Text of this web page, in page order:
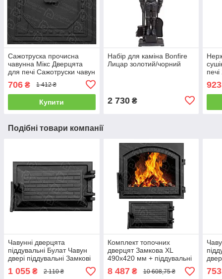
Сажотруска прочисна
чавунна Мікс Дверцята
для печі Сажотруски чавун
Сажочистка пічна 170х170
мм
706 ₴ 1 412 ₴
Купити
Набір для каміна Bonfire
Лицар золотий/чорний
2 730₴
923
Подібні товари компанії
Чавунні дверцята
піддувальні Булат Чавун
двері піддувальні Замкові
Дверцята зольників
265x165 мм
1 055 ₴ 2 110 ₴
Комплект топочних
дверцят Замкова XL
490x420 мм + піддувальні
Замкова 265x165 мм
чавунні для печі та кухні
8 487₴ 10 608,75 ₴ 753